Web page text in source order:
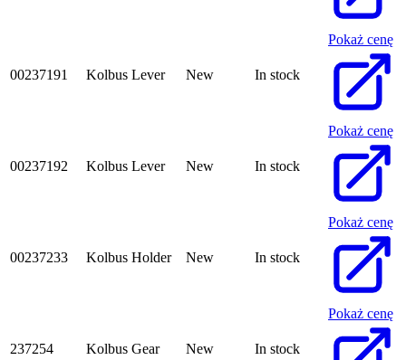
00237191 Kolbus Lever New In stock
Pokaż cenę
00237192 Kolbus Lever New In stock
Pokaż cenę
00237233 Kolbus Holder New In stock
Pokaż cenę
237254 Kolbus Gear New In stock
Pokaż cenę